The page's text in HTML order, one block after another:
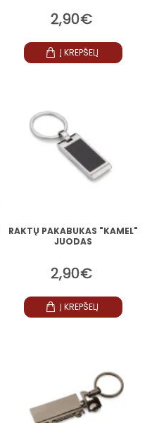
2,90€
Į KREPŠELĮ
RAKTŲ PAKABUKAS "KAMEL"
JUODAS
2,90€
Į KREPŠELĮ